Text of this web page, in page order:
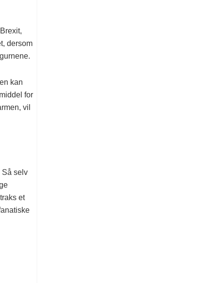
dersom
kan
for
vil
Så selv
et